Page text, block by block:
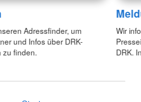
Adressfinder, um
und Infos über DRK-
zu finden.
Wir
DRK.